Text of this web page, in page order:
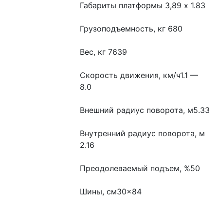
Габариты платформы 3,89 x 1.83
Грузоподъемность, кг 680
Вес, кг 7639
Скорость движения, км/ч1.1 —
8.0
Внешний радиус поворота, м5.33
Внутренний радиус поворота, м
2.16
Преодолеваемый подъем, %50
Шины, см30×84